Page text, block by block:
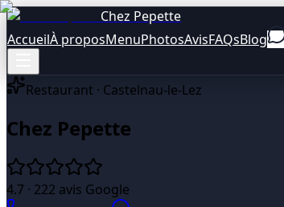
Chez Pepette
AccueilÀ proposMenuPhotosAvisFAQsBlog
Restaurant · Castelnau-le-Lez
Chez Pepette
4.7 · 222 avis Google